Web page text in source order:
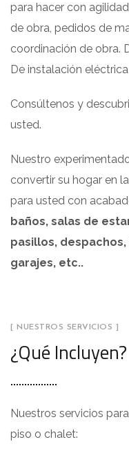
para hacer con
de obra, pedidos de
coordinación de obra.
De instalación
Consúltenos y
usted.
Nuestro
convertir su hogar en
para usted con
baños, salas de
pasillos,
garajes, etc..
[ NUESTROS SERVICIOS ]
¿Qué Incluyen?
Nuestros servicios
piso o chalet: